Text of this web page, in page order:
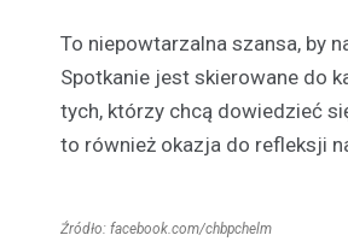
To niepowtarzalna szansa, by
Spotkanie jest skierowane do
tych, którzy chcą dowiedzieć
to również okazja do refleksji
Źródło: facebook.com/chbpchelm